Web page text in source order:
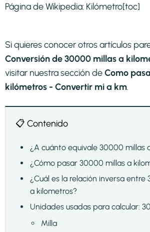
Página de Wikipedia: Kilómetro[toc]
Si quieres conocer otros artículos
Conversión de 30000 millas a
visitar nuestra sección deComo
kilómetros - Convertir mi a km.
📋 Contenido
¿A cuánto equivale 30000 millas
¿Cómo pasar 30000 millas a
¿Cuál es la relación inversa entre
a kilometros?
Unidades usadas para calcular:
Milla